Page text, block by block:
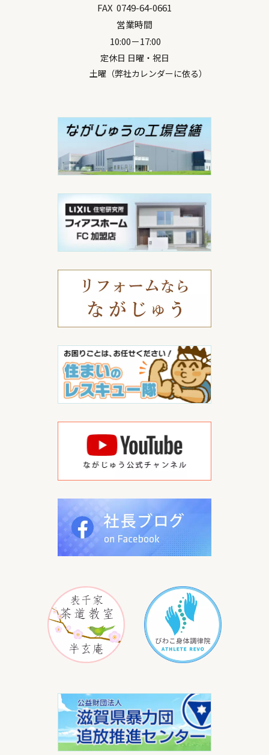
FAX 0749-64-0661
営業時間
10:00－17:00
定休日 日曜・祝日
土曜（弊社カレンダーに依る）